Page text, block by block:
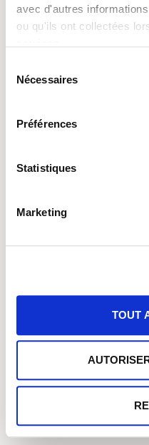
avec d'autres
ou qu'ils ont collectées
Nécessaires
Préférences
Statistiques
Marketing
TOUT
Please login as